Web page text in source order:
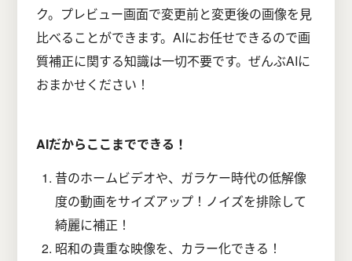
ク。プレビュー画面で変更前と変更後の画像を見
比べることができます。AIにお任せできるので画
質補正に関する知識は一切不要です。ぜんぶAIに
おまかせください！
AIだからここまでできる！
昔のホームビデオや、ガラケー時代の低解像
度の動画をサイズアップ！ノイズを排除して
綺麗に補正！
昭和の貴重な映像を、カラー化できる！